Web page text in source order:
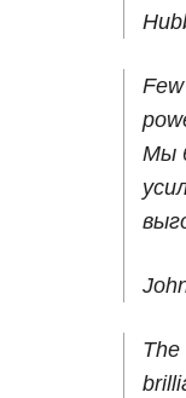
Мы
The